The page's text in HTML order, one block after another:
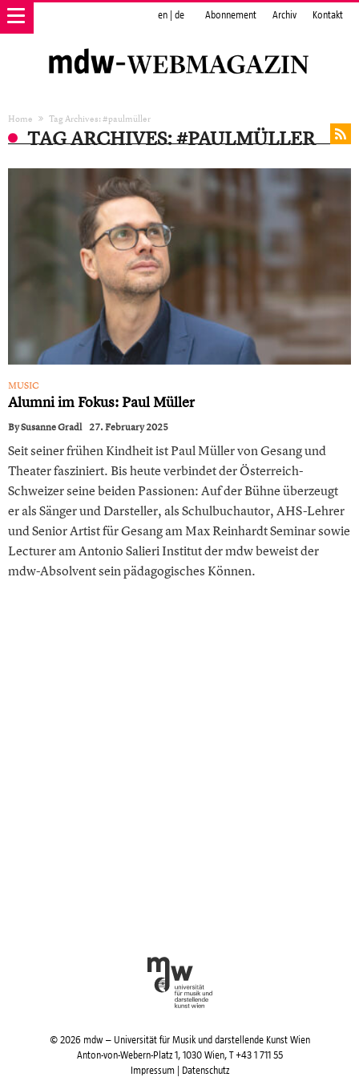
en de Abonnement Archiv Kontakt
Home Tag Archives: #paulmüller
TAG ARCHIVES: #PAULMÜLLER
MUSIC
Alumn i im Fokus : Paul Müller
BySusanne Gradl 27. February 2025
Seit seiner frühen Kindheit ist Paul Müller von Gesang und
Theater fasziniert. Bis heute verbindet der Österreich-
Schweizer seine beiden Passionen: Auf der Bühne überzeugt
er als Sänger und Darsteller, als Schulbuchautor, AHS-Lehrer
und Senior Artist für Gesang am Max Reinhardt Seminar sowie
Lecturer am Antonio Salieri Institut der mdw beweist der
mdw-Absolvent sein pädagogisches Können.
© 2026 mdw – Universität für Musik und darstellende Kunst Wien
Anton-von-Webern-Platz 1, 1030 Wien, T +43 1 711 55
Impressum| Datenschutz